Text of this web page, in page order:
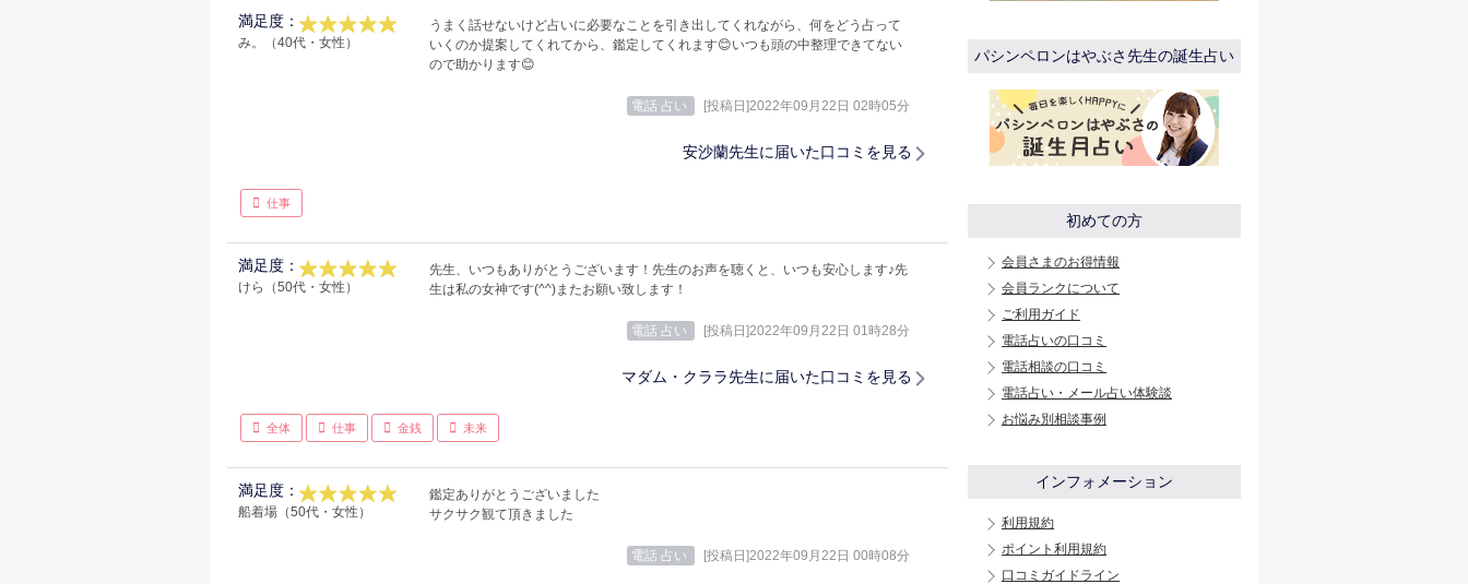
満足度：
み。（40代・女性）
うまく話せないけど占いに必要なことを引き出してくれながら、何をどう占って
いくのか提案してくれてから、鑑定してくれます😊いつも頭の中整理できてない
ので助かります😊
電話 占い [投稿日]2022年09月22日 02時05分
安沙蘭先生に届いた口コミを見る
仕事
満足度：
けら（50代・女性）
先生、いつもありがとうございます！先生のお声を聴くと、いつも安心します♪先
生は私の女神です(^^)またお願い致します！
電話 占い [投稿日]2022年09月22日 01時28分
マダム・クララ先生に届いた口コミを見る
全体 仕事 金銭 未来
満足度：
船着場（50代・女性）
鑑定ありがとうございました
サクサク観て頂きました
電話 占い [投稿日]2022年09月22日 00時08分
パシンペロンはやぶさ先生の誕生占い
初めての方
会員さまのお得情報
会員ランクについて
ご利用ガイド
電話占いの口コミ
電話相談の口コミ
電話占い・メール占い体験談
お悩み別相談事例
インフォメーション
利用規約
ポイント利用規約
口コミガイドライン